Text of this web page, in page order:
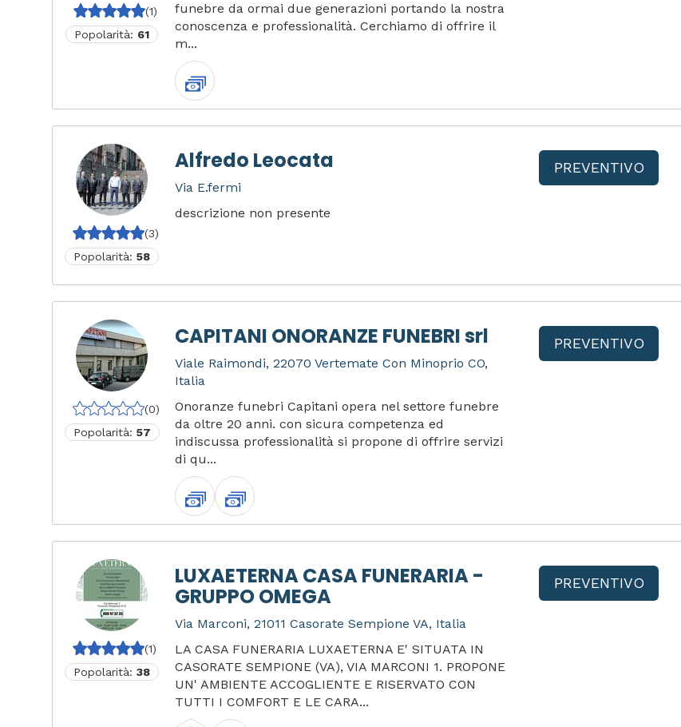
(1)
Popolarità: 61
funebre da ormai due generazioni portando la nostra
conoscenza e professionalità. Cerchiamo di offrire il
m...
(3)
Popolarità:58
Alfredo Leocata
Via E.fermi
descrizione non presente
PREVENTIVO
(0)
Popolarità: 57
CAPITANI ONORANZE FUNEBRI srl
Viale Raimondi, 22070 Vertemate Con Minoprio CO,
Italia
Onoranze funebri Capitani opera nel settore funebre
da oltre 20 anni. con sicura competenza ed
indiscussa professionalità si propone di offrire servizi
di qu...
PREVENTIVO
(1)
Popolarità:38
LUXAETERNA CASA FUNERARIA -
GRUPPO OMEGA
Via Marconi, 21011 Casorate Sempione VA, Italia
LA CASA FUNERARIA LUXAETERNA E' SITUATA IN
CASORATE SEMPIONE (VA), VIA MARCONI 1. PROPONE
UN' AMBIENTE ACCOGLIENTE E RISERVATO CON
TUTTI I COMFORT E LE CARA...
PREVENTIVO